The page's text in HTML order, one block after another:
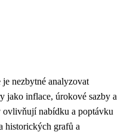
nezbytné analyzovat
jako inflace, úrokové sazby a
nabídku a poptávku
historických grafů a